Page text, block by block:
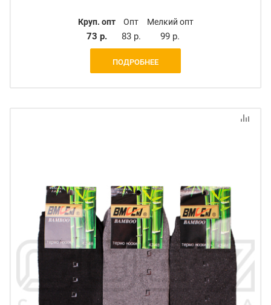
Круп. опт
73 р.
Опт
83 р.
Мелкий опт
99 р.
ПОДРОБНЕЕ